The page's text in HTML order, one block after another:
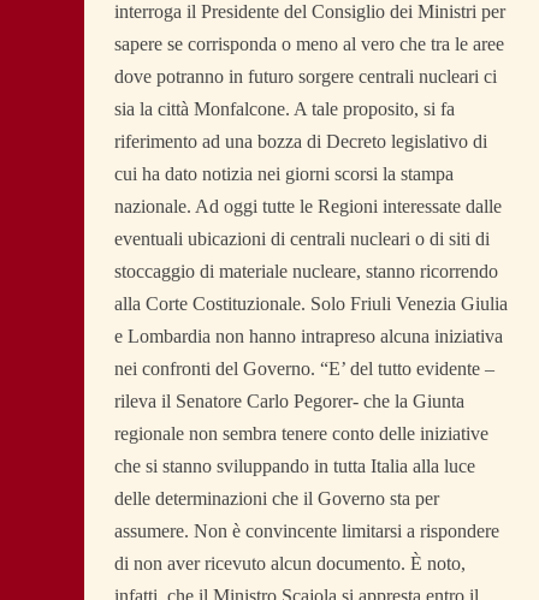
interroga il Presidente del Consiglio dei Ministri per
sapere se corrisponda o meno al vero che tra le aree
dove potranno in futuro sorgere centrali nucleari ci
sia la città Monfalcone. A tale proposito, si fa
riferimento ad una bozza di Decreto legislativo di
cui ha dato notizia nei giorni scorsi la stampa
nazionale. Ad oggi tutte le Regioni interessate dalle
eventuali ubicazioni di centrali nucleari o di siti di
stoccaggio di materiale nucleare, stanno ricorrendo
alla Corte Costituzionale. Solo Friuli Venezia Giulia
e Lombardia non hanno intrapreso alcuna iniziativa
nei confronti del Governo. “E’ del tutto evidente –
rileva il Senatore Carlo Pegorer- che la Giunta
regionale non sembra tenere conto delle iniziative
che si stanno sviluppando in tutta Italia alla luce
delle determinazioni che il Governo sta per
assumere. Non è convincente limitarsi a rispondere
di non aver ricevuto alcun documento. È noto,
infatti, che il Ministro Scajola si appresta entro il